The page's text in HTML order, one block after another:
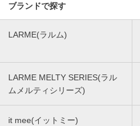
ブランドで探す
LARME(ラルム)
LARME MELTY SERIES(ラル
ムメルティシリーズ)
it mee(イットミー)